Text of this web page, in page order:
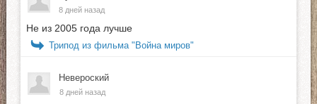
8 дней назад
Не из 2005 года лучше
Трипод из фильма "Война миров"
Невероский
8 дней назад